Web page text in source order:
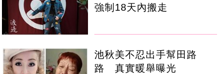
強制18天內搬走
池秋美不忍出手幫田路
路 真實暖舉曝光